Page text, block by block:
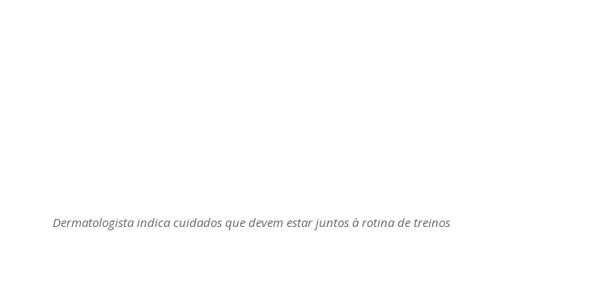
Dermatologista indica cuidados que devem estar juntos à rotina de treinos